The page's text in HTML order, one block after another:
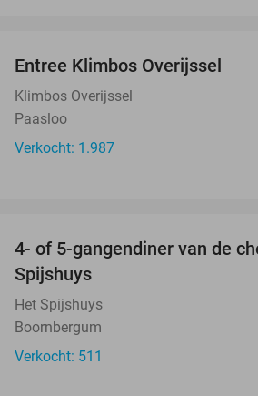
Entree Klimbos Overijssel
Klimbos Overijssel
Paasloo
Verkocht: 1.987
4- of 5-gangendiner van de
Spijshuys
Het Spijshuys
Boornbergum
Verkocht: 511